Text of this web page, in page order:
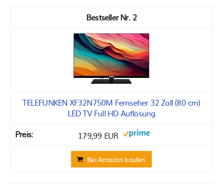
2
TELEFUNKEN XF32N750M Fernseher 32 Zoll (80 cm)
LED TV Full HD Auflösung
179,99 EUR
Bei Amazon kaufen